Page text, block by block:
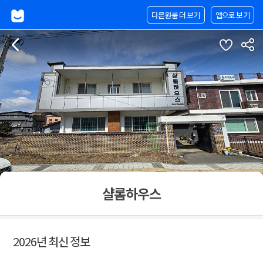
앱으로 보기
다른원룸 더 보기
샬롬하우스
2026년 최신 정보